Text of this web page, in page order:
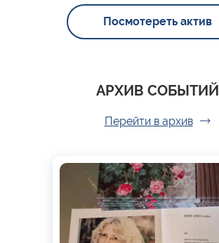
Посмотереть актив
АРХИВ СОБЫТИЙ
Перейти в архив